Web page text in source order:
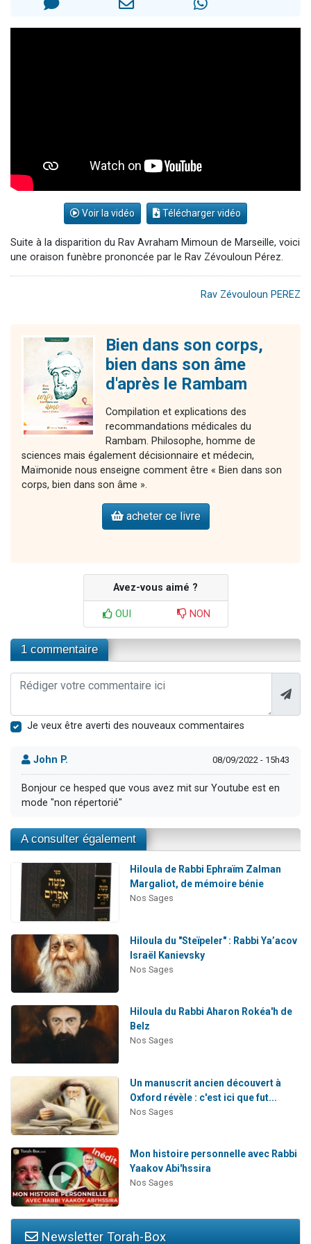
Il reste 49 places pour étudier en groupe sur Zoom
Voir la vidéo Télécharger vidéo
Suite à la disparition du Rav Avraham Mimoun de Marseille, voici
une oraison funèbre prononcée par le Rav Zévouloun Pérez.
Rav Zévouloun PEREZ
Bien dans son corps,
bien dans son âme
d'après le Rambam
Compilation et explications des
recommandations médicales du
Rambam. Philosophe, homme de
sciences mais également décisionnaire et médecin,
Maïmonide nous enseigne comment être « Bien dans son
corps, bien dans son âme ».
acheter ce livre
Avez-vous aimé ?
OUI NON
1 commentaire
Je veux être averti des nouveaux commentaires
John P. 08/09/2022 - 15h43
Bonjour ce hesped que vous avez mit sur Youtube est en
mode "non répertorié"
A consulter également
Hiloula de Rabbi Ephraïm Zalman
Margaliot, de mémoire bénie
Nos Sages
Hiloula du "Steïpeler" : Rabbi Ya’acov
Israël Kanievsky
Nos Sages
Hiloula du Rabbi Aharon Rokéa'h de
Belz
Nos Sages
Un manuscrit ancien découvert à
Oxford révèle : c'est ici que fut...
Nos Sages
Mon histoire personnelle avec Rabbi
Yaakov Abi'hssira
Nos Sages
Newsletter Torah-Box